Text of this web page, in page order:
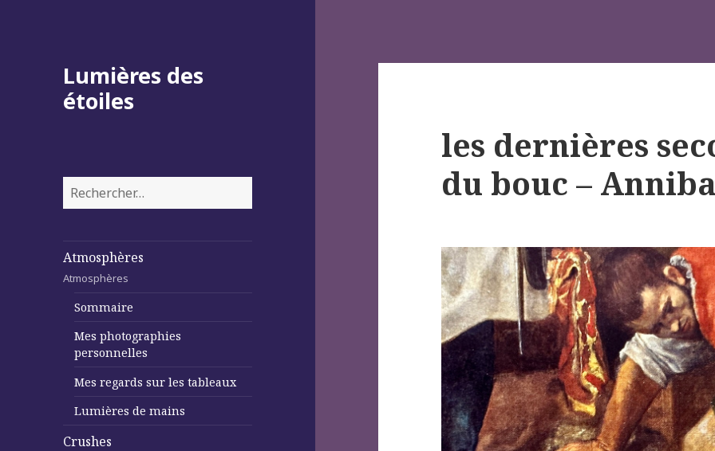
Lumières des
étoiles
Rechercher :
Atmosphères
Atmosphères
Sommaire
Mes photographies
personnelles
Mes regards sur les tableaux
Lumières de mains
Crushes
les dernières
du bouc –